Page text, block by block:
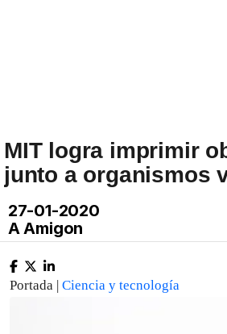
MIT logra imprimir
junto a organismos
27-01-2020
A Amigon
Portada | Ciencia y tecnología